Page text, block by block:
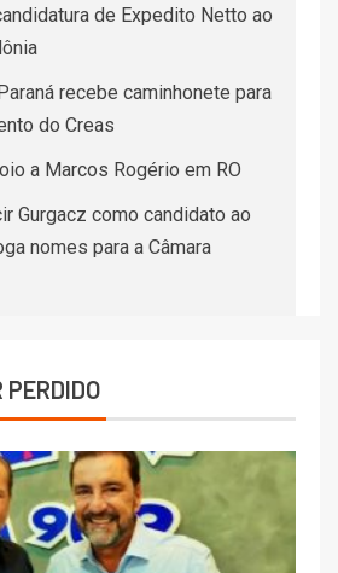
de Expedito Netto ao
recebe caminhonete para
do Creas
a Marcos Rogério em RO
Gurgacz como candidato ao
nomes para a Câmara
PERDIDO